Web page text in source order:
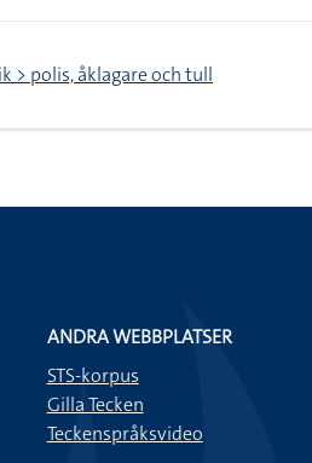
> polis, åklagare och tull
ANDRA WEBBPLATSER
STS-korpus
Gilla Tecken
Teckenspråksvideo